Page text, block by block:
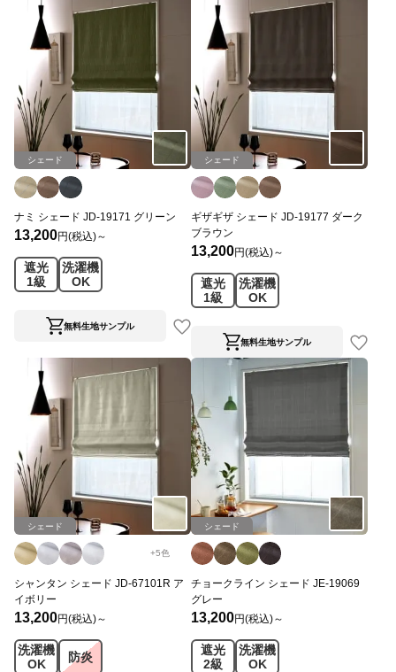
シェード
ナミ シェード JD-19171 グリーン
13,200円(税込)～
遮光
1級
洗濯機
OK
無料生地サンプル
シェード
ギザギザ シェード JD-19177 ダーク
ブラウン
13,200円(税込)～
遮光
1級
洗濯機
OK
無料生地サンプル
シェード
+5色
シャンタン シェード JD-67101R ア
イボリー
13,200円(税込)～
洗濯機
OK
防炎
シェード
チョークライン シェード JE-19069
グレー
13,200円(税込)～
遮光
2級
洗濯機
OK